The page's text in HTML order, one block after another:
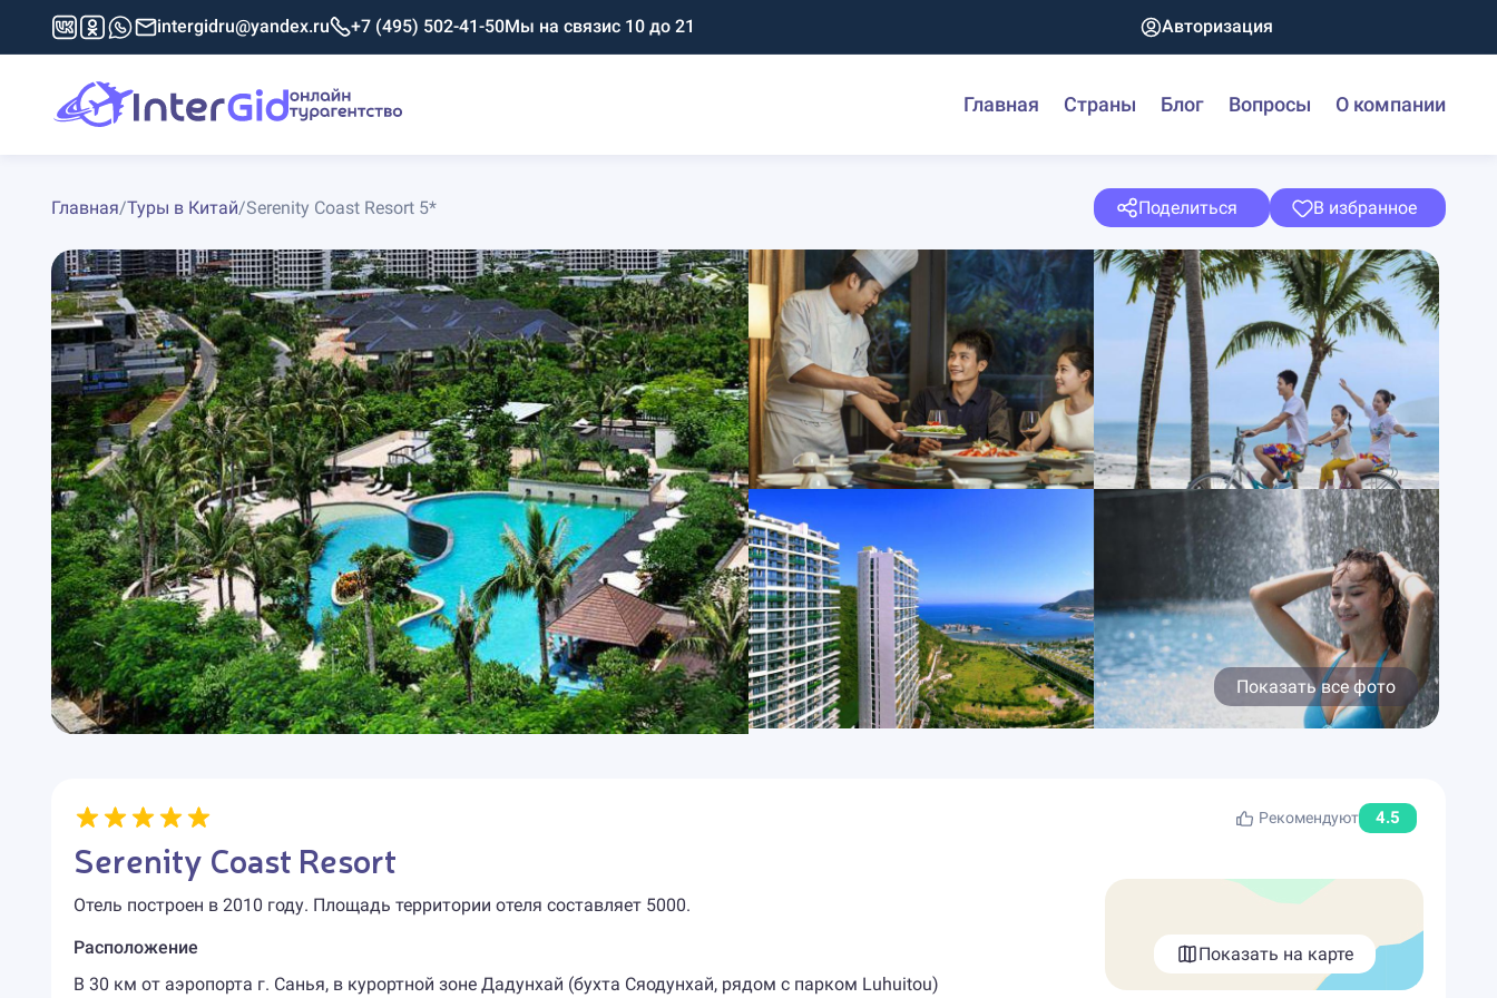
intergidru@yandex.ru +7 (495) 502-41-50Мы на связис 10 до 21 Авторизация
Главная Страны Блог Вопросы О компании
Главная/Туры в Китай/Serenity Coast Resort 5* Поделиться В избранное
Показать все фото
Рекомендуют 4.5
Serenity Coast Resort
Отель построен в 2010 году. Площадь территории отеля составляет 5000.
Расположение
В 30 км от аэропорта г. Санья, в курортной зоне Дадунхай (бухта Сяодунхай, рядом с парком Luhuitou)
Показать на карте